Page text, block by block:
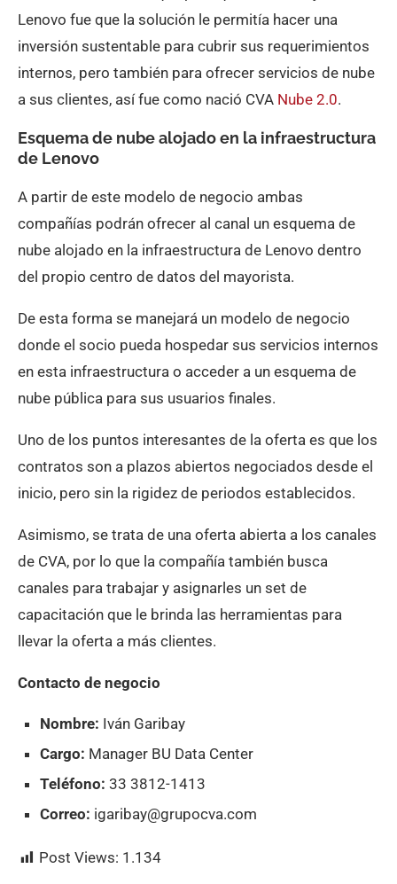
Lenovo fue que la solución le permitía hacer una
inversión sustentable para cubrir sus requerimientos
internos, pero también para ofrecer servicios de nube
a sus clientes, así fue como nació CVA Nube 2.0.
Esquema de nube alojado en la infraestructura
de Lenovo
A partir de este modelo de negocio ambas
compañías podrán ofrecer al canal un esquema de
nube alojado en la infraestructura de Lenovo dentro
del propio centro de datos del mayorista.
De esta forma se manejará un modelo de negocio
donde el socio pueda hospedar sus servicios internos
en esta infraestructura o acceder a un esquema de
nube pública para sus usuarios finales.
Uno de los puntos interesantes de la oferta es que los
contratos son a plazos abiertos negociados desde el
inicio, pero sin la rigidez de periodos establecidos.
Asimismo, se trata de una oferta abierta a los canales
de CVA, por lo que la compañía también busca
canales para trabajar y asignarles un set de
capacitación que le brinda las herramientas para
llevar la oferta a más clientes.
Contacto de negocio
Nombre: Iván Garibay
Cargo: Manager BU Data Center
Teléfono: 33 3812-1413
Correo: igaribay@grupocva.com
Post Views: 1.134